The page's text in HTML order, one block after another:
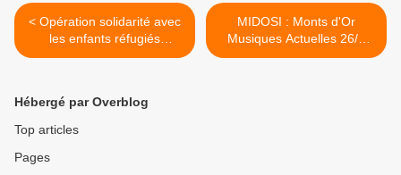
< Opération solidarité avec
les enfants réfugiés
d'Ukraine
MIDOSI : Monts d'Or
Musiques Actuelles 26/3
CLB >
Hébergé par Overblog
Top articles
Pages